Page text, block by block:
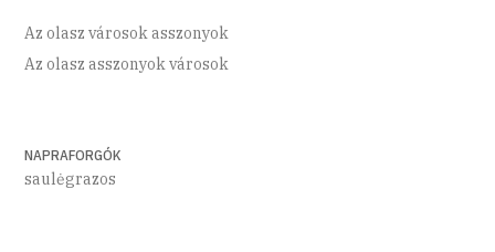
Az olasz városok asszonyok
Az olasz asszonyok városok
NAPRAFORGÓK
saulėgrazos